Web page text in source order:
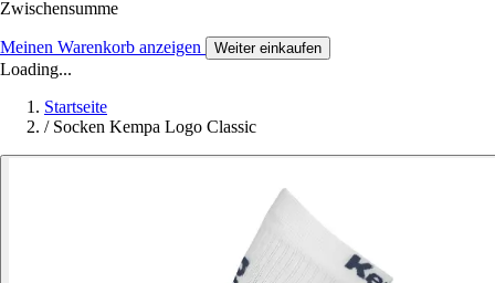
Zwischensumme
Meinen Warenkorb anzeigen Weiter einkaufen
Loading...
Startseite
/ Socken Kempa Logo Classic